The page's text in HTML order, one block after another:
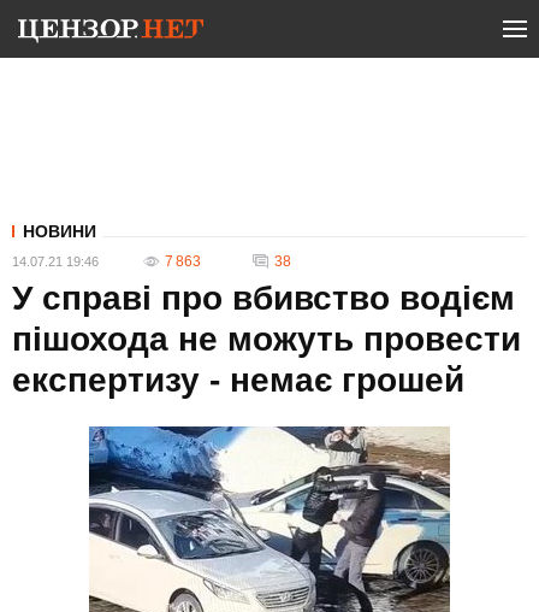
НОВИНИ
14.07.21 19:46 7 863 38
У справі про вбивство водієм
пішохода не можуть провести
експертизу - немає грошей